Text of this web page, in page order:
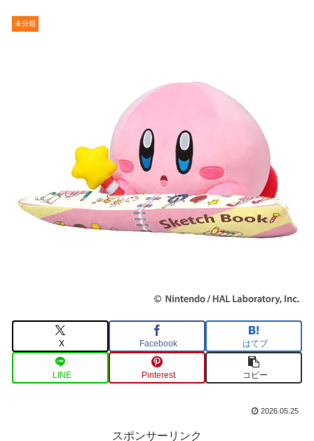
未分類
X Facebook はてブ
LINE Pinterest コピー
2026.05.25
スポンサーリンク